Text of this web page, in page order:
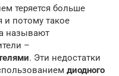
теряется больше
и потому такое
называют
–
. Эти недостатки
диодного